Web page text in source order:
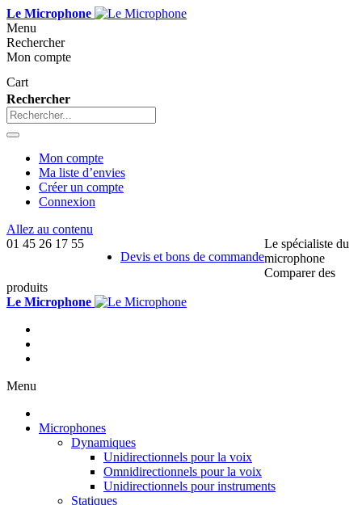
Le Microphone
Menu
Rechercher
Mon compte
Cart
Rechercher
Mon compte
Ma liste d’envies
Créer un compte
Connexion
Allez au contenu
01 45 26 17 55
Devis et bons de commande
Le spécialiste du
microphone
Comparer des
produits
Le Microphone
Menu
Microphones
Dynamiques
Unidirectionnels pour la voix
Omnidirectionnels pour la voix
Unidirectionnels pour instruments
Statiques